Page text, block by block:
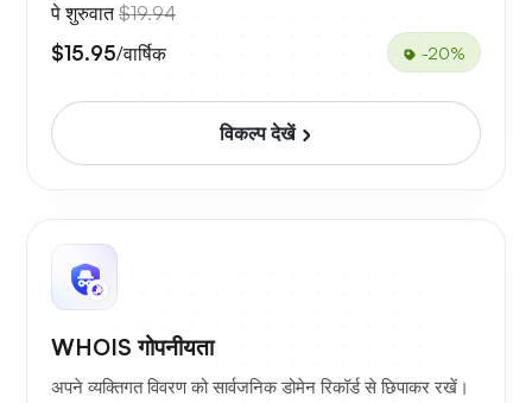
पे शुरुवात$19.94
$15.95/वार्षिक -20%
विकल्प देखें
WHOIS गोपनीयता
अपने व्यक्तिगत विवरण को सार्वजनिक डोमेन रिकॉर्ड से छिपाकर रखें।